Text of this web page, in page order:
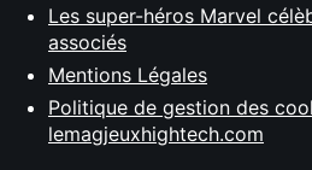
Les super-héros Marvel
associés
Mentions Légales
Politique de gestion des
lemagjeuxhightech.com